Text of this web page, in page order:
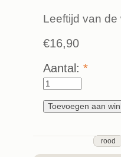
Leeftijd van
€16,90
Aantal: *
rood